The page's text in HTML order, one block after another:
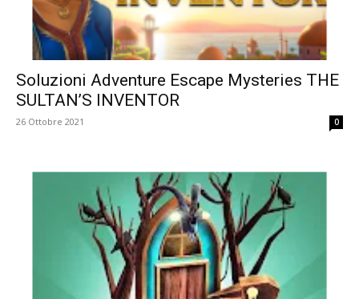
Soluzioni Adventure Escape Mysteries THE
SULTAN’S INVENTOR
26 Ottobre 2021 0